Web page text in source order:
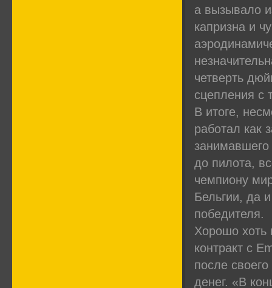
а вызывало
капризна и
четверть
сцепления с
В итоге,
работал как
до пилота,
чемпиону
Бельгии, да
победителя.
Хорошо хоть
контракт с
после
денег. «В